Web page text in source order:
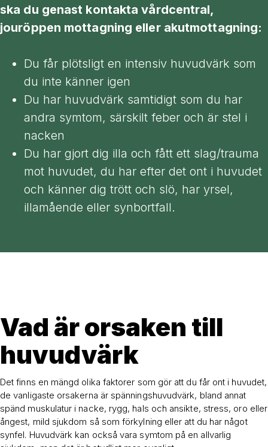
ska du genast kontakta vårdcentral,
jouröppen mottagning eller akutmottagning:
Du får plötsligt en intensiv huvudvärk som
du inte känner igen
Du har huvudvärk samtidigt som du har
andra symtom, särskilt feber och är stel i
nacken
Du har gjort dig illa och fått ett slag/trauma
mot huvudet, du har efter det ont i huvudet
och känner dig trött och slö, har yrsel,
illamående eller synbortfall.
Vad är orsaken till
huvudvärk
Det finns en mängd olika faktorer som gör att du får ont i huvudet,
de vanligaste orsakerna är spänningshuvudvärk, bland annat
spänd muskulatur i nacke, rygg, hals och ansikte, stress, oro eller
ångest, mild sjukdom så som förkylning eller att du har något
synfel. Huvudvärk kan också vara symtom på en allvarlig